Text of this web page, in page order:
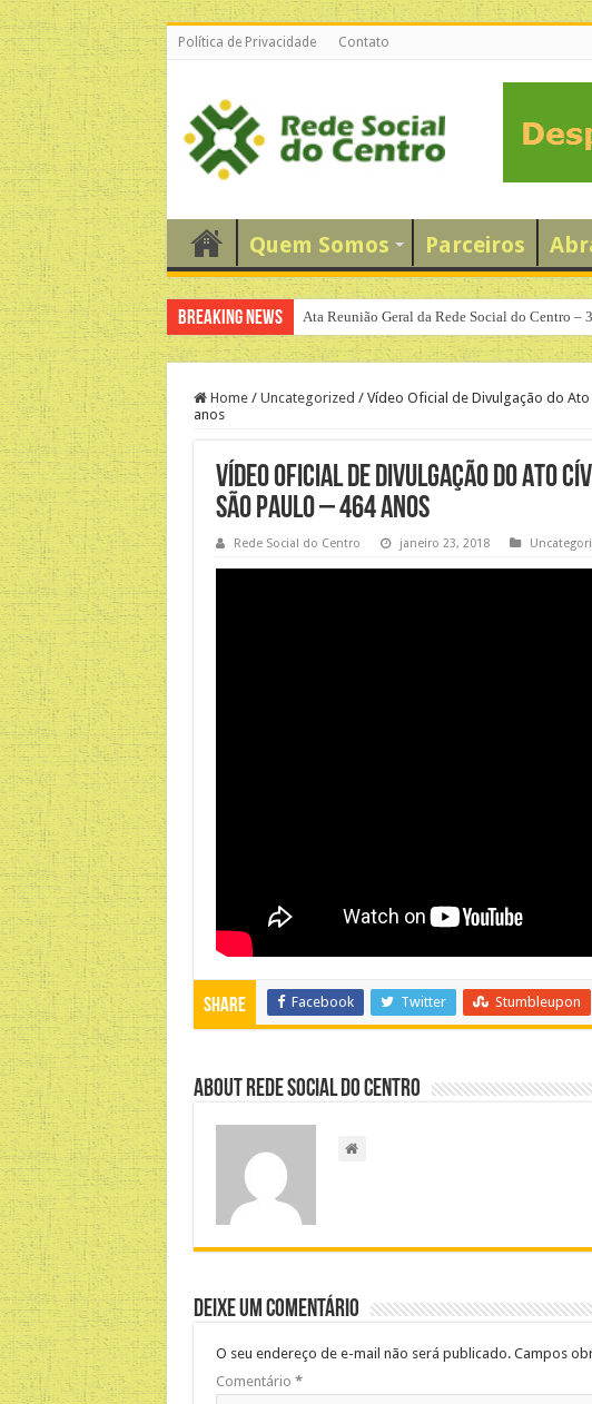
Política de Privacidade Contato
Quem Somos Parceiros
Breaking News Ata Reunião Geral da Rede Social do Centro –
Home / Uncategorized / Vídeo Oficial de Divulgação do
anos
Vídeo Oficial de Divulgação do Ato
São Paulo – 464 anos
Rede Social do Centro janeiro 23, 2018
Share Facebook Twitter Stumbleupon
About Rede Social do Centro
Deixe um comentário
O seu endereço de e-mail não será publicado. Campos
Comentário *